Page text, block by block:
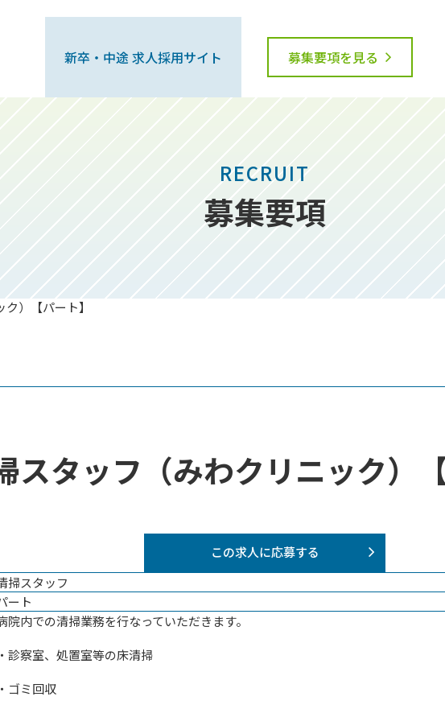
新卒・中途 求人採用サイト 募集要項を見る
RECRUIT
募集要項
）【パート】
スタッフ（みわクリニック）【
この求人に応募する
掃スタッフ
ート
院内での清掃業務を行なっていただきます。
・診察室、処置室等の床清掃
・ゴミ回収